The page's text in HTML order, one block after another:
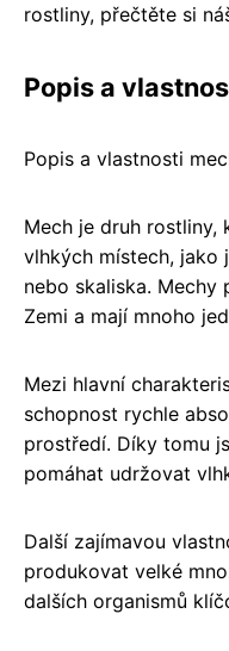
rostliny, přečtěte si
Popis a
Popis a vlastnosti
Mech je druh rostliny,
vlhkých místech, jako
nebo skaliska. Mechy
Zemi a mají mnoho
Mezi hlavní
schopnost rychle
prostředí. Díky tomu
pomáhat udržovat
Další zajímavou
produkovat velké
dalších organismů